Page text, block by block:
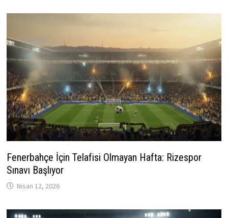
Fenerbahçe İçin Telafisi Olmayan Hafta: Rizespor
Sınavı Başlıyor
Nisan 12, 2026